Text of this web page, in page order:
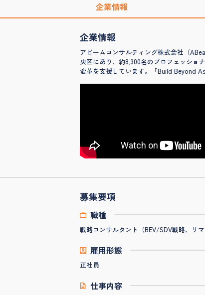
企業情報
企業情報
アビームコンサルティング株式会社（
央区にあり、約8,300名のプロフェッショ
変革を支援しています。「Build Beyond
募集要項
職種
戦略コンサルタント（BEV/SDV戦略、リ
雇用形態
正社員
仕事内容